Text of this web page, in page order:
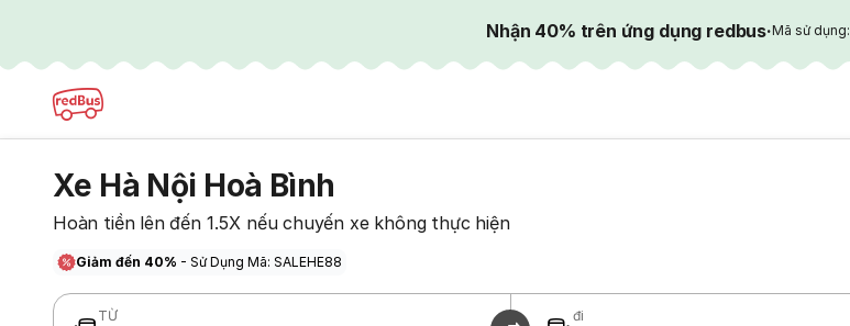
Nhận 40% trên ứng dụng redbus·Mã sử dụng:
Xe Hà Nội Hoà Bình
Hoàn tiền lên đến 1.5X nếu chuyến xe không thực hiện
Giảm đến 40% - Sử Dụng Mã: SALEHE88
TỪ đi